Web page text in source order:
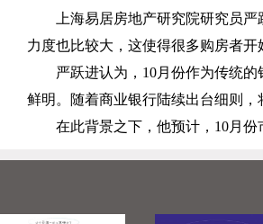
上海易居房地产研究院研究员严
力度也比较大，这使得很多购房者
严跃进认为， 10月份作为传统
鲜明。随着商业银行陆续出台细则
在此背景之下，他预计， 10月